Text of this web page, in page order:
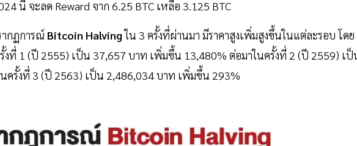
นี้ จะลด Reward จาก 6.25 BTC เหลือ 3.125 BTC
กฏการณ์ Bitcoin Halvingใน 3 ครั้งที่ผ่านมา มีราคาสูงเพิ่มสูงขึ้นในแต่ละรอบ โดย
งที่ 1 (ปี 2555) เป็น 37,657 บาท เพิ่มขึ้น 13,480% ต่อมาในครั้งที่ 2 (ปี 2559) เ
ครั้งที่ 3 (ปี 2563) เป็น 2,486,034 บาท เพิ่มขึ้น 293%